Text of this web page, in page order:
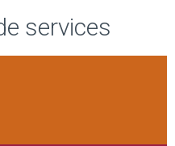
services